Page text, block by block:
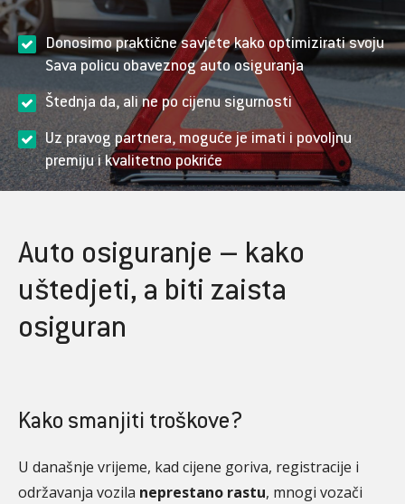
Donosimo praktične savjete kako optimizirati svoju
Sava policu obaveznog auto osiguranja
Štednja da, ali ne po cijenu sigurnosti
Uz pravog partnera, moguće je imati i povoljnu
premiju i kvalitetno pokriće
Auto osiguranje – kako
uštedjeti, a biti zaista
osiguran
Kako smanjiti troškove?
U današnje vrijeme, kad cijene goriva, registracije i
održavanja vozila neprestano rastu, mnogi vozači